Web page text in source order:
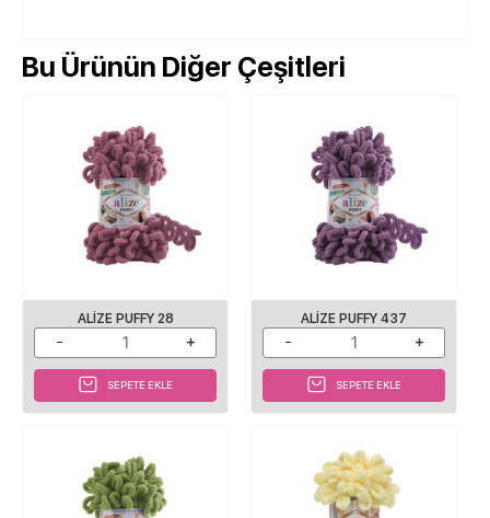
Bu Ürünün Diğer Çeşitleri
ALIZE PUFFY 28
SEPETE EKLE
ALIZE PUFFY 437
SEPETE EKLE